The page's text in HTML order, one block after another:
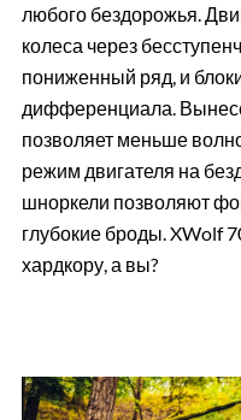
любого бездорожья.
колеса через
пониженный ряд, и
дифференциала.
позволяет меньше
режим двигателя на
шноркели позволяют
глубокие броды. XWolf
хардкору, а вы?